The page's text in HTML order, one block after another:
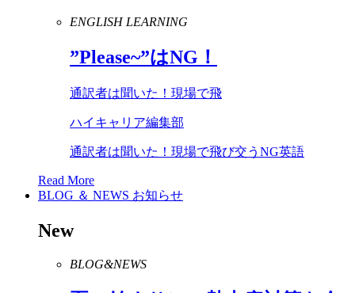
ENGLISH LEARNING
”Please~”はNG ！
通訳者は聞いた！現場で飛
ハイキャリア編集部
通訳者は聞いた！現場で飛び交うNG英語
Read More
BLOG ＆ NEWS お知らせ
New
BLOG&NEWS